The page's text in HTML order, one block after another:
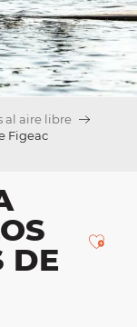
al aire libre
Figeac
DE